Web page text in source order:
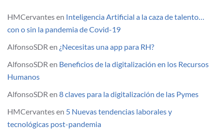
HMCervantesen Inteligencia Artificial a la caza de talento…
con o sin la pandemia de Covid-19
AlfonsoSDR en ¿Necesitas una app para RH?
AlfonsoSDR en Beneficios de la digitalización en los Recursos
Humanos
AlfonsoSDR en 8 claves para la digitalización de las Pymes
HMCervantesen 5 Nuevas tendencias laborales y
tecnológicas post-pandemia